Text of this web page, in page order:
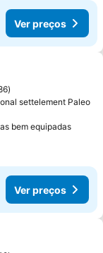
Ver preços
favoritos
settelement Paleo
bem equipadas
Ver preços
favoritos